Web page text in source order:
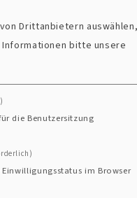
für die Organistendienste
sowie für den Spatzen-,
liegt die Ausgestaltung
Abendmusiken in ihrer
für die Regionen
Drittanbietern
bitte unsere
die Benutzersitzung
im Browser